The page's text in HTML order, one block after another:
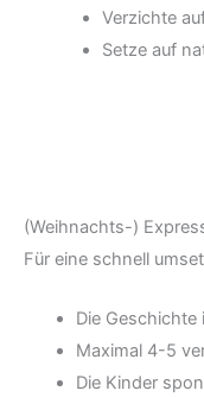
Verzichte
Setze auf
(Weihnachts-)
Für eine schnell
Die
Maximal 4-5
Die Kinder